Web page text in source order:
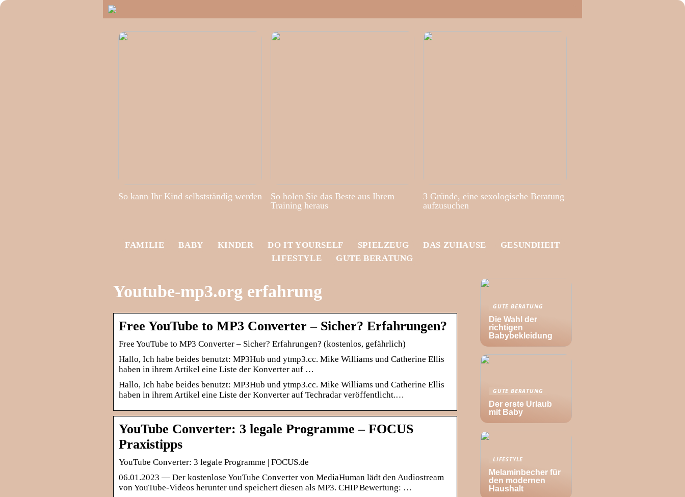
So kann Ihr Kind selbstständig werden
So holen Sie das Beste aus Ihrem
Training heraus
3 Gründe, eine sexologische Beratung
aufzusuchen
FAMILIE BABY KINDER DO IT YOURSELF SPIELZEUG DAS ZUHAUSE
GESUNDHEIT
LIFESTYLE
GUTE BERATUNG
Youtube-mp3.org erfahrung
Free YouTube to MP3 Converter – Sicher? Erfahrungen?
Free YouTube to MP3 Converter – Sicher? Erfahrungen? (kostenlos, gefährlich)
Hallo, Ich habe beides benutzt: MP3Hub und ytmp3.cc. Mike Williams und Catherine Ellis
haben in ihrem Artikel eine Liste der Konverter auf …
Hallo, Ich habe beides benutzt: MP3Hub und ytmp3.cc. Mike Williams und Catherine Ellis
haben in ihrem Artikel eine Liste der Konverter auf Techradar veröffentlicht.…
YouTube Converter: 3 legale Programme – FOCUS
Praxistipps
YouTube Converter: 3 legale Programme | FOCUS.de
06.01.2023 — Der kostenlose YouTube Converter von MediaHuman lädt den Audiostream
von YouTube-Videos herunter und speichert diesen als MP3. CHIP Bewertung: …
GUTE BERATUNG
Die Wahl der
richtigen
Babybekleidung
GUTE BERATUNG
Der erste Urlaub
mit Baby
LIFESTYLE
Melaminbecher für
den modernen
Haushalt